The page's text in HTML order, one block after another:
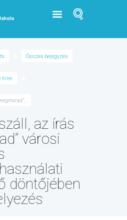
Összes bejegyzés
hírei
az írás
városi
döntőjében